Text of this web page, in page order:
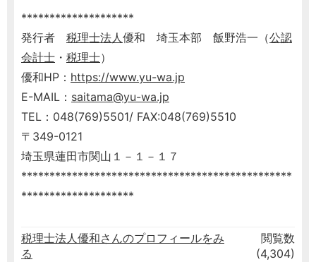
********************
発行者 税理士法人優和 埼玉本部 飯野浩一（公認
会計士 ・ 税理士）
優和HP： https://www.yu-wa.jp
E-MAIL： saitama@yu-wa.jp
TEL：048(769)5501/ FAX:048(769)5510
〒349-0121
埼玉県蓮田市関山１－１－１７
************************************************
********************
税理士法人優和さんのプロフィールをみ
る
閲覧数
(4,304)